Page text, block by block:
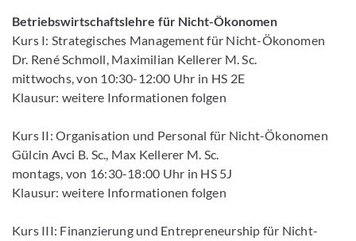
Betriebswirtschaftslehre für Nicht-Ökonomen
Kurs I: Strategisches Management für Nicht-Ökonomen
Dr. René Schmoll, Maximilian Kellerer M. Sc.
mittwochs, von 10:30-12:00 Uhr in HS 2E
Klausur: weitere Informationen folgen
Kurs II: Organisation und Personal für Nicht-Ökonomen
Gülcin Avci B. Sc., Max Kellerer M. Sc.
montags, von 16:30-18:00 Uhr in HS 5J
Klausur: weitere Informationen folgen
Kurs III: Finanzierung und Entrepreneurship für Nicht-